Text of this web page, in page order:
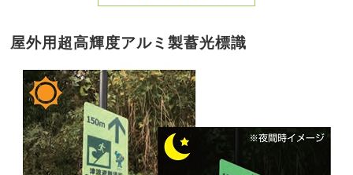
屋外用超高輝度アルミ製蓄光標識